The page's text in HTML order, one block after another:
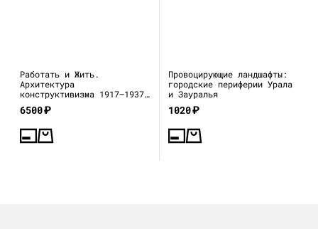
Работать и Жить.
Архитектура
конструктивизма 1917—1937
(каталог выставки)
6500₽
Провоцирующие ландшафты:
городские периферии Урала
и Зауралья
1020₽